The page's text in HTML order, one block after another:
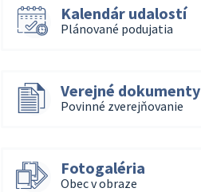
Kalendár udalostí
Plánované podujatia
Verejné dokumenty
Povinné zverejňovanie
Fotogaléria
Obec v obraze